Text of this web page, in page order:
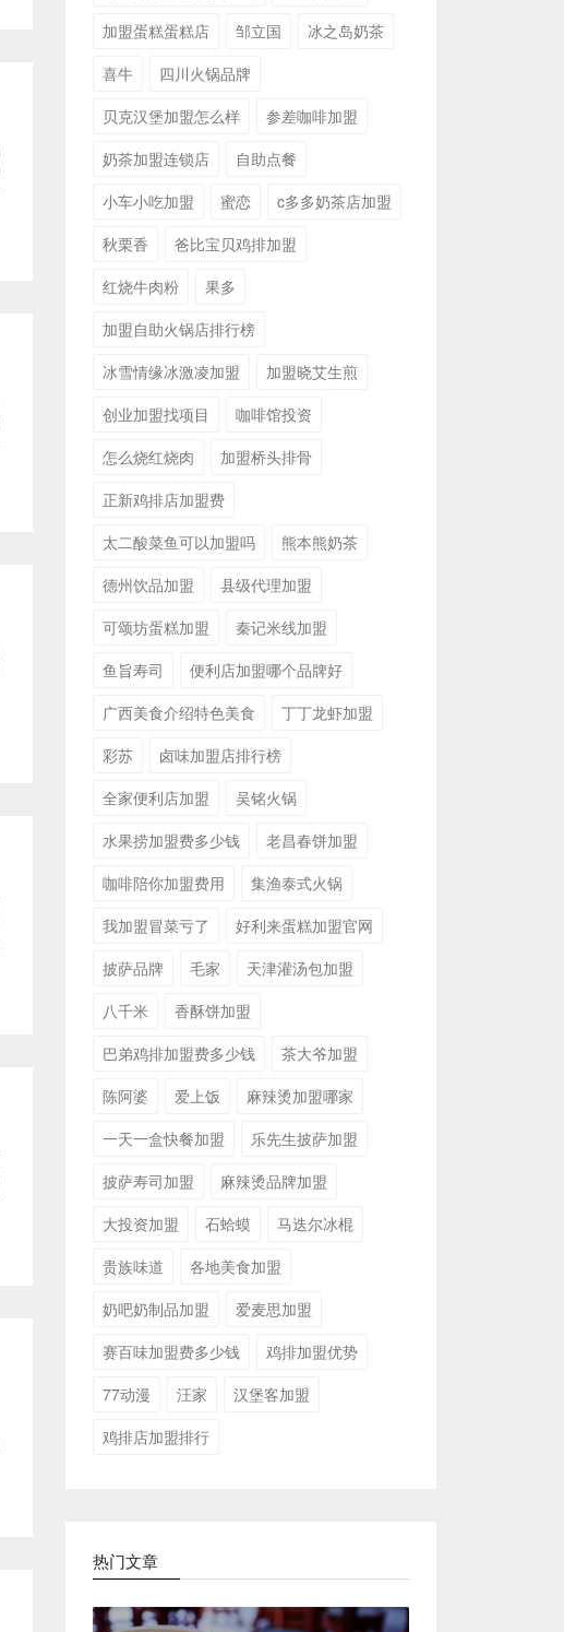
加盟蛋糕蛋糕店
邹立国
冰之岛奶茶
喜牛
四川火锅品牌
贝克汉堡加盟怎么样
参差咖啡加盟
奶茶加盟连锁店
自助点餐
小车小吃加盟
蜜恋
c多多奶茶店加盟
秋栗香
爸比宝贝鸡排加盟
红烧牛肉粉
果多
加盟自助火锅店排行榜
冰雪情缘冰激凌加盟
加盟晓艾生煎
创业加盟找项目
咖啡馆投资
怎么烧红烧肉
加盟桥头排骨
正新鸡排店加盟费
太二酸菜鱼可以加盟吗
熊本熊奶茶
德州饮品加盟
县级代理加盟
可颂坊蛋糕加盟
秦记米线加盟
鱼旨寿司
便利店加盟哪个品牌好
广西美食介绍特色美食
丁丁龙虾加盟
彩苏
卤味加盟店排行榜
全家便利店加盟
吴铭火锅
水果捞加盟费多少钱
老昌春饼加盟
咖啡陪你加盟费用
集渔泰式火锅
我加盟冒菜亏了
好利来蛋糕加盟官网
披萨品牌
毛家
天津灌汤包加盟
八千米
香酥饼加盟
巴弟鸡排加盟费多少钱
茶大爷加盟
陈阿婆
爱上饭
麻辣烫加盟哪家
一天一盒快餐加盟
乐先生披萨加盟
披萨寿司加盟
麻辣烫品牌加盟
大投资加盟
石蛤蟆
马迭尔冰棍
贵族味道
各地美食加盟
奶吧奶制品加盟
爱麦思加盟
赛百味加盟费多少钱
鸡排加盟优势
77动漫
汪家
汉堡客加盟
鸡排店加盟排行
热门文章